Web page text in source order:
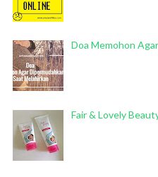
Doa Memohon
Fair & Lovely